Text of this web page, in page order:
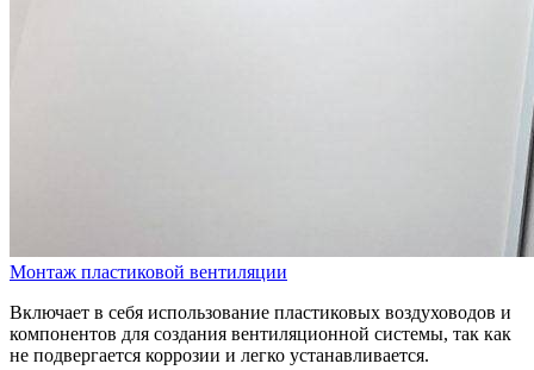
Монтаж пластиковой вентиляции
Включает в себя использование пластиковых воздуховодов и
компонентов для создания вентиляционной системы, так как
не подвергается коррозии и легко устанавливается.